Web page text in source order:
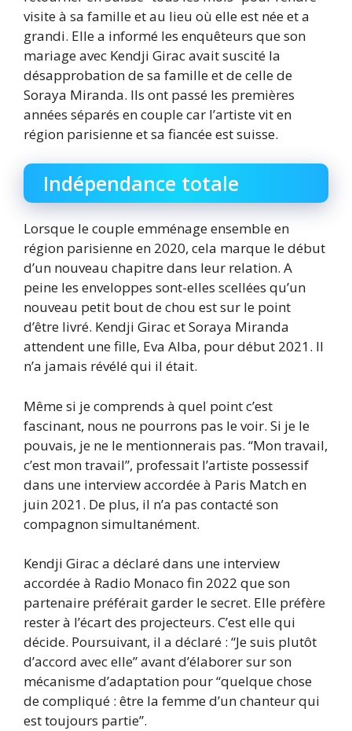
visite à sa famille et au lieu où elle est née et a
grandi. Elle a informé les enquêteurs que son
mariage avec Kendji Girac avait suscité la
désapprobation de sa famille et de celle de
Soraya Miranda. Ils ont passé les premières
années séparés en couple car l’artiste vit en
région parisienne et sa fiancée est suisse.
Indépendance totale
Lorsque le couple emménage ensemble en
région parisienne en 2020, cela marque le début
d’un nouveau chapitre dans leur relation. A
peine les enveloppes sont-elles scellées qu’un
nouveau petit bout de chou est sur le point
d’être livré. Kendji Girac et Soraya Miranda
attendent une fille, Eva Alba, pour début 2021. Il
n’a jamais révélé qui il était.
Même si je comprends à quel point c’est
fascinant, nous ne pourrons pas le voir. Si je le
pouvais, je ne le mentionnerais pas. “Mon travail,
c’est mon travail”, professait l’artiste possessif
dans une interview accordée à Paris Match en
juin 2021. De plus, il n’a pas contacté son
compagnon simultanément.
Kendji Girac a déclaré dans une interview
accordée à Radio Monaco fin 2022 que son
partenaire préférait garder le secret. Elle préfère
rester à l’écart des projecteurs. C’est elle qui
décide. Poursuivant, il a déclaré : “Je suis plutôt
d’accord avec elle” avant d’élaborer sur son
mécanisme d’adaptation pour “quelque chose
de compliqué : être la femme d’un chanteur qui
est toujours partie”.